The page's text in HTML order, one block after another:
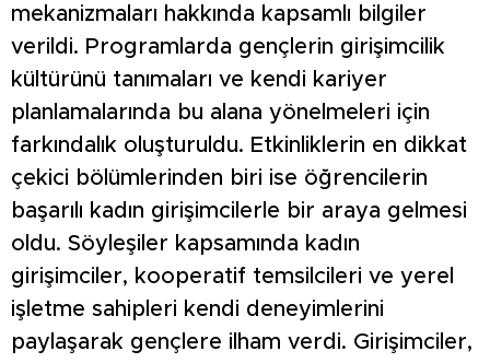
mekanizmaları hakkında kapsamlı bilgiler
verildi. Programlarda gençlerin girişimcilik
kültürünü tanımaları ve kendi kariyer
planlamalarında bu alana yönelmeleri için
farkındalık oluşturuldu. Etkinliklerin en dikkat
çekici bölümlerinden biri ise öğrencilerin
başarılı kadın girişimcilerle bir araya gelmesi
oldu. Söyleşiler kapsamında kadın
girişimciler, kooperatif temsilcileri ve yerel
işletme sahipleri kendi deneyimlerini
paylaşarak gençlere ilham verdi. Girişimciler,